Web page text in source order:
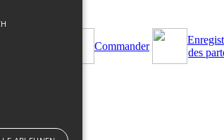
Commander
des